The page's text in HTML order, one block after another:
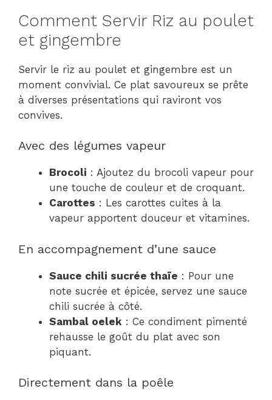
Comment Servir Riz au poulet
et gingembre
Servir le riz au poulet et gingembre est un
moment convivial. Ce plat savoureux se prête
à diverses présentations qui raviront vos
convives.
Avec des légumes vapeur
Brocoli : Ajoutez du brocoli vapeur pour
une touche de couleur et de croquant.
Carottes : Les carottes cuites à la
vapeur apportent douceur et vitamines.
En accompagnement d’une sauce
Sauce chili sucrée thaïe : Pour une
note sucrée et épicée, servez une sauce
chili sucrée à côté.
Sambal oelek : Ce condiment pimenté
rehausse le goût du plat avec son
piquant.
Directement dans la poêle